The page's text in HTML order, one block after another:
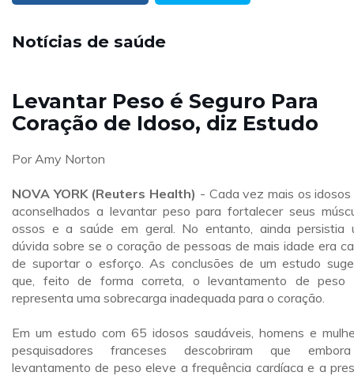
Notícias de saúde
Levantar Peso é Seguro Para
Coração de Idoso, diz Estudo
Por Amy Norton
NOVA YORK (Reuters Health) - Cada vez mais os
aconselhados a levantar peso para fortalecer seus
ossos e a saúde em geral. No entanto, ainda persistia
dúvida sobre se o coração de pessoas de mais idade era
de suportar o esforço. As conclusões de um estudo
que, feito de forma correta, o levantamento de peso
representa uma sobrecarga inadequada para o coração.
Em um estudo com 65 idosos saudáveis, homens e
pesquisadores franceses descobriram que
levantamento de peso eleve a frequência cardíaca e a